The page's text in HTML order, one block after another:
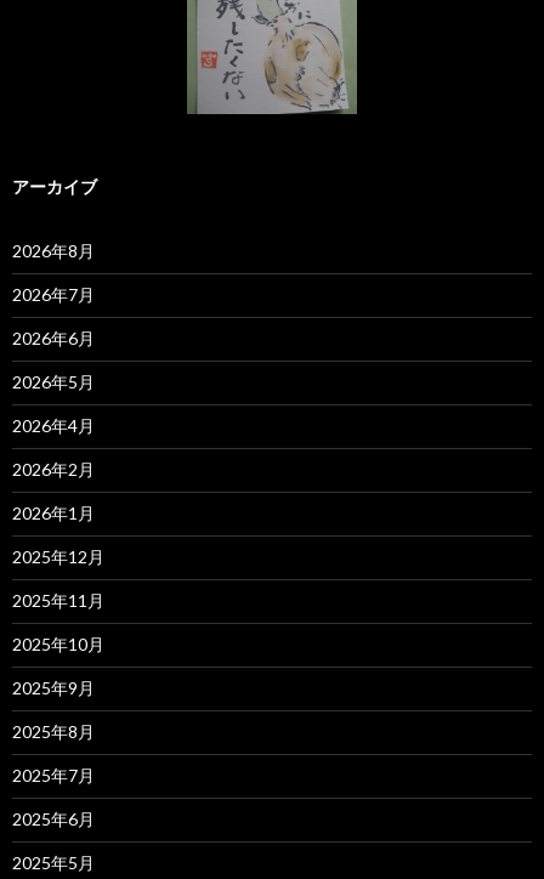
アーカイブ
2026年8月
2026年7月
2026年6月
2026年5月
2026年4月
2026年2月
2026年1月
2025年12月
2025年11月
2025年10月
2025年9月
2025年8月
2025年7月
2025年6月
2025年5月